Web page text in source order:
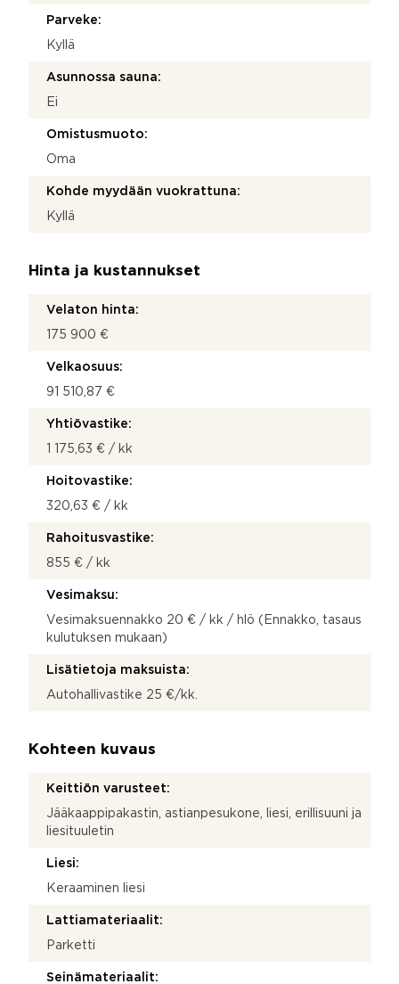
Parveke:
Kyllä
Asunnossa sauna:
Ei
Omistusmuoto:
Oma
Kohde myydään vuokrattuna:
Kyllä
Hinta ja kustannukset
Velaton hinta:
175 900 €
Velkaosuus:
91 510,87 €
Yhtiövastike:
1 175,63 € / kk
Hoitovastike:
320,63 € / kk
Rahoitusvastike:
855 € / kk
Vesimaksu:
Vesimaksuennakko 20 € / kk / hlö (Ennakko, tasaus
kulutuksen mukaan)
Lisätietoja maksuista:
Autohallivastike 25 €/kk.
Kohteen kuvaus
Keittiön varusteet:
Jääkaappipakastin, astianpesukone, liesi, erillisuuni ja
liesituuletin
Liesi:
Keraaminen liesi
Lattiamateriaalit:
Parketti
Seinämateriaalit: